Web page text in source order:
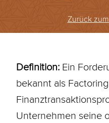
Über
Zurück
Definition:Ein
bekannt als
Unternehmen seine